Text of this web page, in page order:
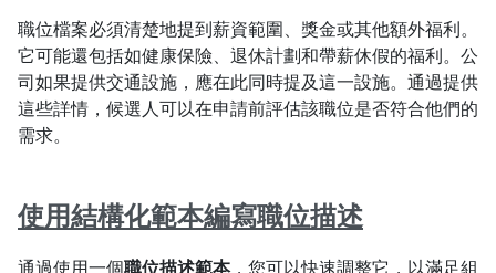
職位檔案必須清楚地提到薪資範圍、獎金或其他額外福利。
它可能還包括如健康保險、退休計劃和帶薪休假的福利。公
司如果提供交通設施，應在此同時提及這一設施。通過提供
這些詳情，候選人可以在申請前評估該職位是否符合他們的
需求。
使用結構化範本編寫職位描述
通過使用一個職位描述範本，您可以快速調整它，以滿足組